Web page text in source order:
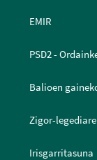
EMIR
PSD2 -
Balioen
Zigor-
Irisgarritasuna